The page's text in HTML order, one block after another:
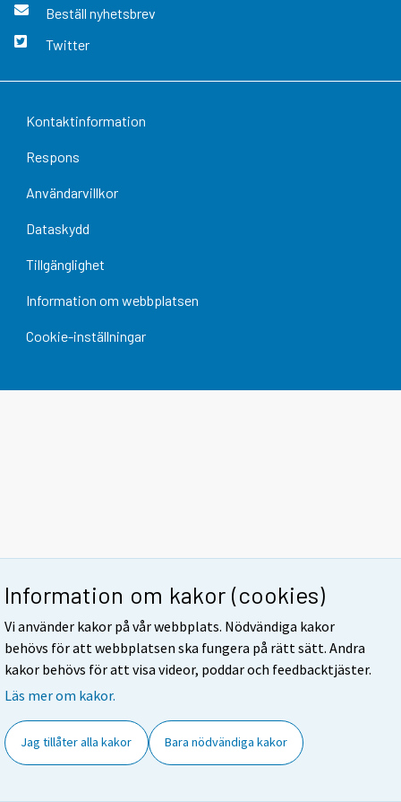
Information om kakor (cookies)
Vi använder kakor på vår webbplats. Nödvändiga kakor
behövs för att webbplatsen ska fungera på rätt sätt. Andra
kakor behövs för att visa videor, poddar och feedbacktjäster.
Läs mer om kakor.
Jag tillåter alla kakor Bara nödvändiga kakor
Beställ nyhetsbrev
Twitter
Kontaktinformation
Respons
Användarvillkor
Dataskydd
Tillgänglighet
Information om webbplatsen
Cookie-inställningar